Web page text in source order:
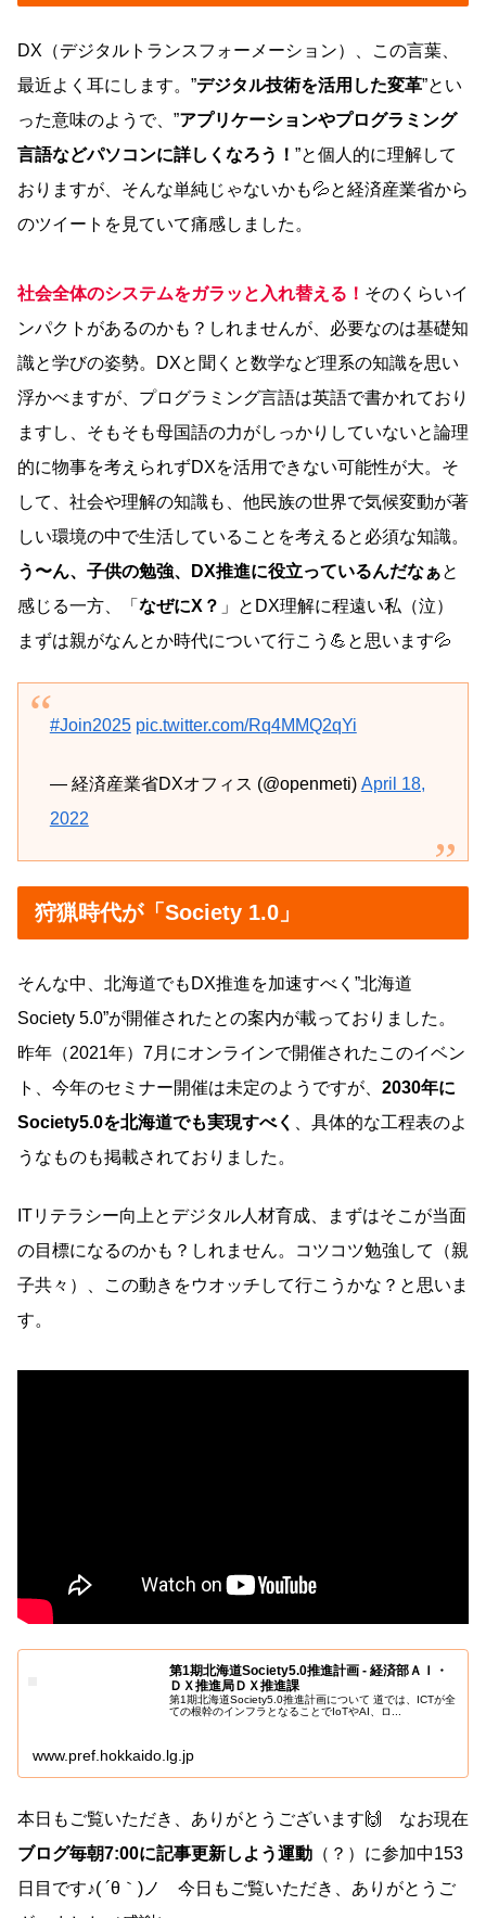
DX（デジタルトランスフォーメーション）、この言葉、
最近よく耳にします。”デジタル技術を活用した変革”とい
った意味のようで、”アプリケーションやプログラミング
言語などパソコンに詳しくなろう！ ”と個人的に理解して
おりますが、そんな単純じゃないかも💦と経済産業省から
のツイートを見ていて痛感しました。
社会全体のシステムをガラッと入れ替える！ そのくらいイ
ンパクトがあるのかも？しれませんが、必要なのは基礎知
識と学びの姿勢。DXと聞くと数学など理系の知識を思い
浮かべますが、プログラミング言語は英語で書かれており
ますし、そもそも母国語の力がしっかりしていないと論理
的に物事を考えられずDXを活用できない可能性が大。そ
して、社会や理解の知識も、他民族の世界で気候変動が著
しい環境の中で生活していることを考えると必須な知識。
う〜ん、子供の勉強、DX推進に役立っているんだなぁと
感じる一方、「 なぜにX？ 」とDX理解に程遠い私（泣）
まずは親がなんとか時代について行こう💪と思います💦
#Join2025 pic.twitter.com/Rq4MMQ2qYi
— 経済産業省DXオフィス (@openmeti) April 18,
2022
狩猟時代が「Society 1.0」
そんな中、北海道でもDX推進を加速すべく”北海道
Society 5.0”が開催されたとの案内が載っておりました。
昨年（2021年）7月にオンラインで開催されたこのイベン
ト、今年のセミナー開催は未定のようですが、 2030年に
Society5.0を北海道でも実現すべく
、具体的な工程表のよ
うなものも掲載されておりました。
ITリテラシー向上とデジタル人材育成、まずはそこが当面
の目標になるのかも？しれません。コツコツ勉強して（親
子共々）、この動きをウオッチして行こうかな？と思いま
す。
第1期北海道Society5.0推進計画 - 経済部ＡＩ・
ＤＸ推進局ＤＸ推進課
第1期北海道Society5.0推進計画について 道では、ICTが全
ての根幹のインフラとなることでIoTやAI、ロ...
www.pref.hokkaido.lg.jp
本日もご覧いただき、ありがとうございます🙌 なお現在
ブログ毎朝7:00に記事更新しよう運動 （？）に参加中153
日目です♪( ´θ｀)ノ 今日もご覧いただき、ありがとうご